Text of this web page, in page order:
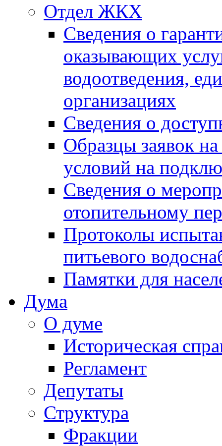
Отдел ЖКХ
Сведения о
оказывающих
водоотведения,
организациях
Сведения о
Образцы заявок
условий на
Сведения о
отопительному
Протоколы
питьевого
Памятки для
Дума
О думе
Историческая
Регламент
Депутаты
Структура
Фракции